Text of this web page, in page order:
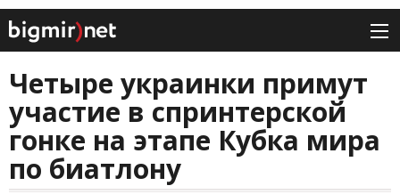
Четыре украинки примут
участие в спринтерской
гонке на этапе Кубка мира
по биатлону